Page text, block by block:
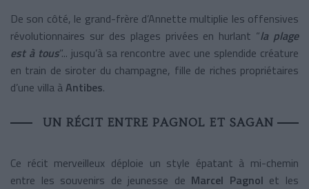
De son côté, le grand-frère d’Annette multiplie les offensives
révolutionnaires sur des plages privées en hurlant “la plage
est à tous”... jusqu’à sa rencontre avec une splendide créature
en train de siroter du champagne, fille de riches propriétaires
d’une villa àAntibes.
UN RÉCIT ENTRE PAGNOL ET SAGAN
Ce récit merveilleux déploie un style épatant à mi-chemin
entre les souvenirs de jeunesse de Marcel Pagnol et les